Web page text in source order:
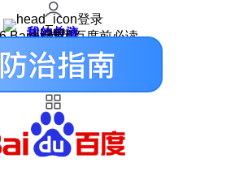
登录
我的关注
我的收藏
皮肤中心
用户反馈
设置
Baidu 使用百度前必读